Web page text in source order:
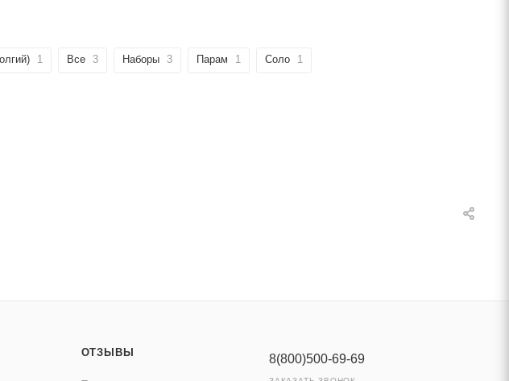
1 Все 3 Наборы 3 Парам 1 Соло 1
ОТЗЫВЫ 8(800)500-69-69